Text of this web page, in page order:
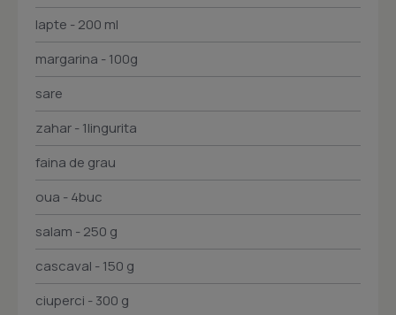
lapte - 200 ml
margarina - 100g
sare
zahar - 1lingurita
faina de grau
oua - 4buc
salam - 250 g
cascaval - 150 g
ciuperci - 300 g